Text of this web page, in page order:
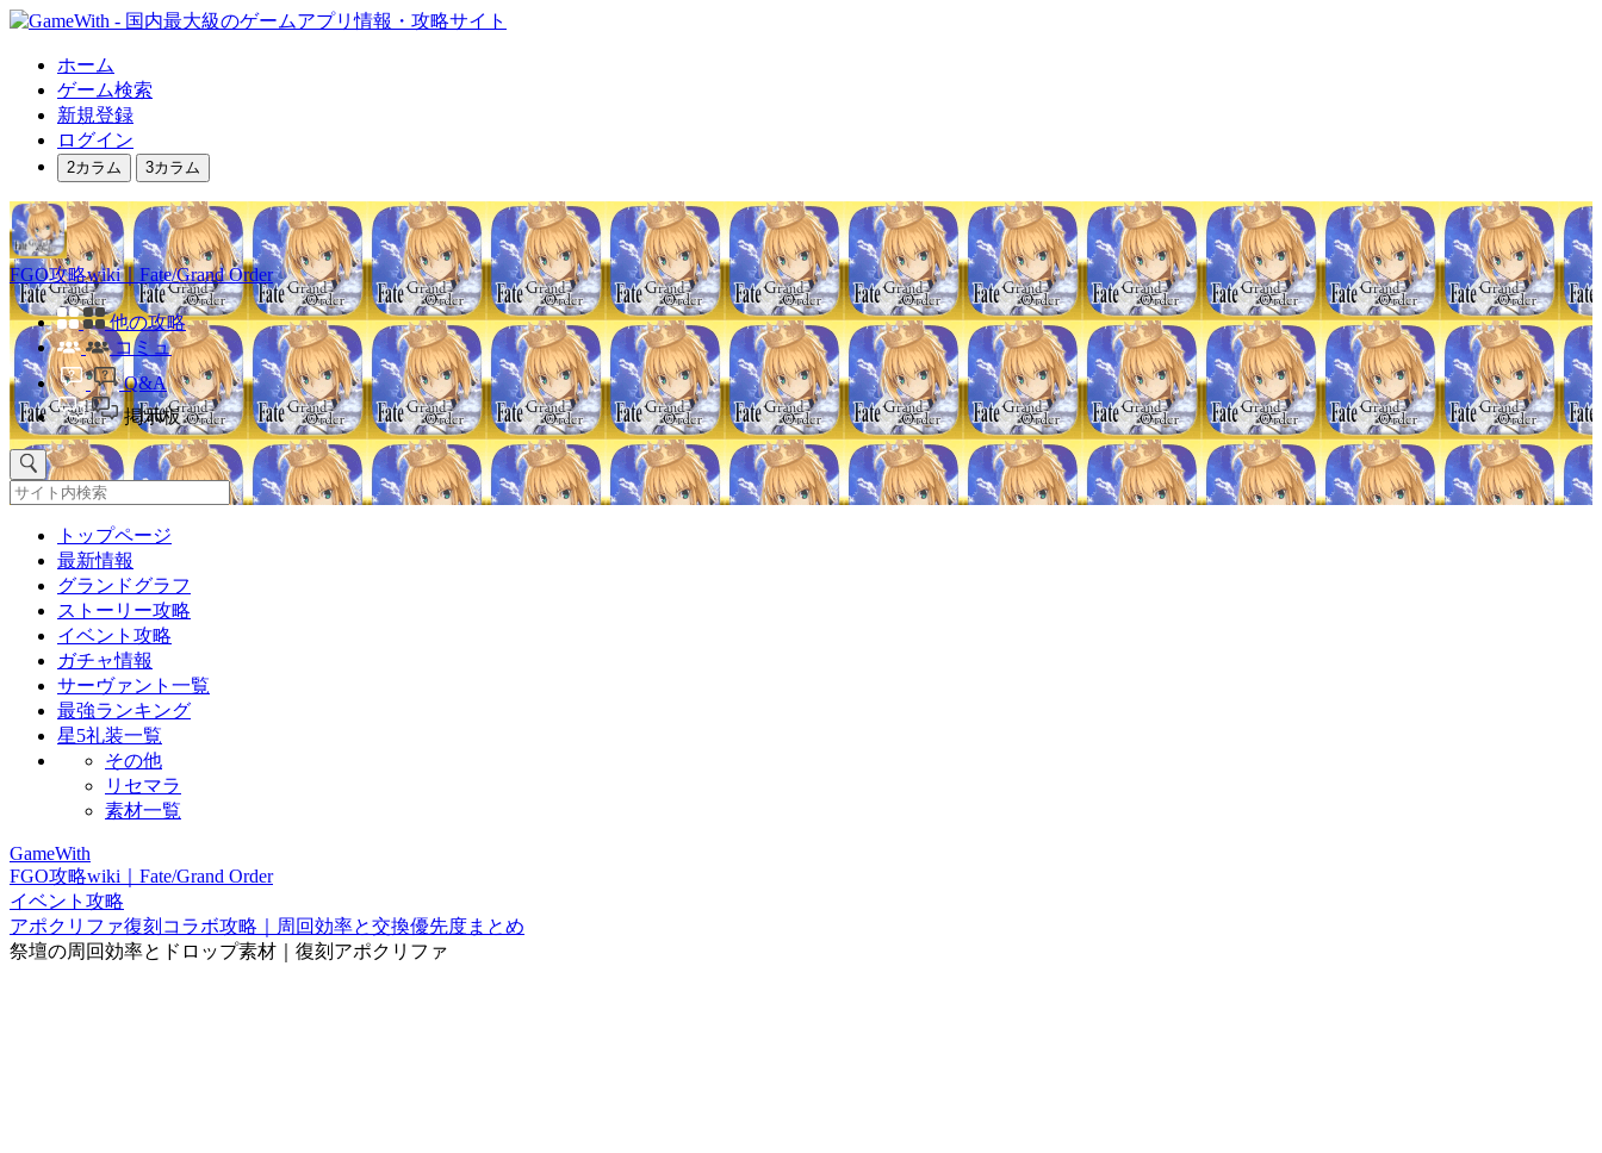
ホーム
ゲーム検索
新規登録
ログイン
2カラム 3カラム
FGO攻略wiki｜Fate/Grand Order
他の攻略
コミュ
Q&A
掲示板
トップページ
最新情報
グランドグラフ
ストーリー攻略
イベント攻略
ガチャ情報
サーヴァント一覧
最強ランキング
星5礼装一覧
その他
リセマラ
素材一覧
GameWith
FGO攻略wiki｜Fate/Grand Order
イベント攻略
アポクリファ復刻コラボ攻略｜周回効率と交換優先度まとめ
祭壇の周回効率とドロップ素材｜復刻アポクリファ